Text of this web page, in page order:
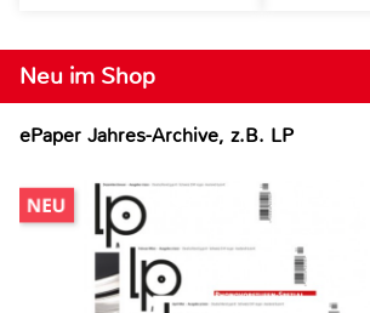
Neu im Shop
ePaper Jahres-Archive, z.B. LP